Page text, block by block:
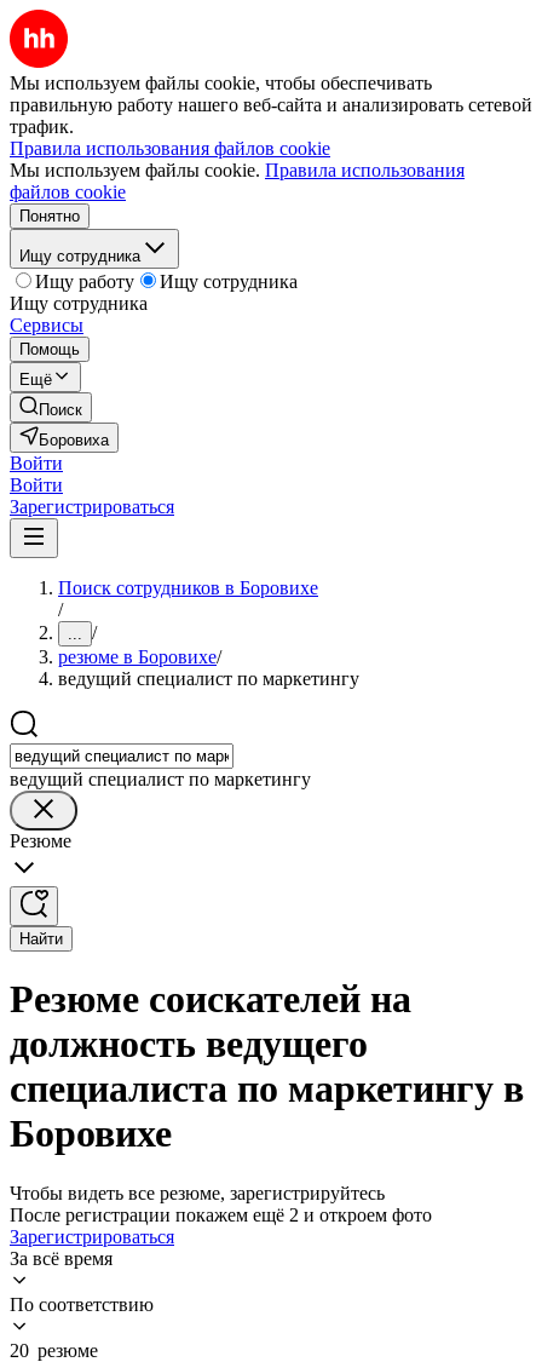
Мы используем файлы cookie, чтобы обеспечивать
правильную работу нашего веб-сайта и анализировать сетевой
трафик.
Правила использования файлов cookie
Мы используем файлы cookie. Правила использования
файлов cookie
Понятно
Ищу сотрудника
Ищу работу
Ищу сотрудника
Ищу сотрудника
Сервисы
Помощь
Ещё
Поиск
Боровиха
Войти
Войти
Зарегистрироваться
Поиск сотрудников в Боровихе
/
... /
резюме в Боровихе/
ведущий специалист по маркетингу
ведущий специалист по маркетингу
Резюме
Найти
Резюме соискателей на
должность ведущего
специалиста по маркетингу в
Боровихе
Чтобы видеть все резюме, зарегистрируйтесь
После регистрации покажем ещё 2 и откроем фото
Зарегистрироваться
За всё время
По соответствию
20 резюме